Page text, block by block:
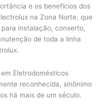
e os benefícios dos
na Zona Norte, que
instalação, conserto,
de toda a linha
Eletrodomésticos
reconhecida, sinônimo
há mais de um século.